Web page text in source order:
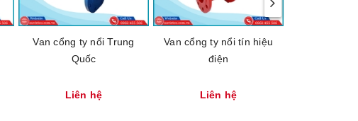
Van cổng ty nổi Trung
Quốc
Liên hệ
Van cổng ty nổi tín hiệu
điện
Liên hệ